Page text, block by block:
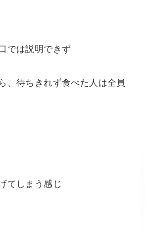
では説明できず
、待ちきれず食べた人は全員
てしまう感じ